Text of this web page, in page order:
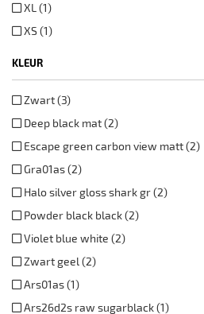
XL (1)
XS (1)
KLEUR
Zwart (3)
Deep black mat (2)
Escape green carbon view matt (2)
Gra01as (2)
Halo silver gloss shark gr (2)
Powder black black (2)
Violet blue white (2)
Zwart geel (2)
Ars01as (1)
Ars26d2s raw sugarblack (1)